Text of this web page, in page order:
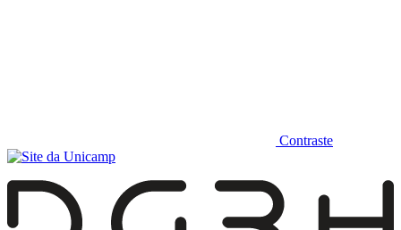
Contraste